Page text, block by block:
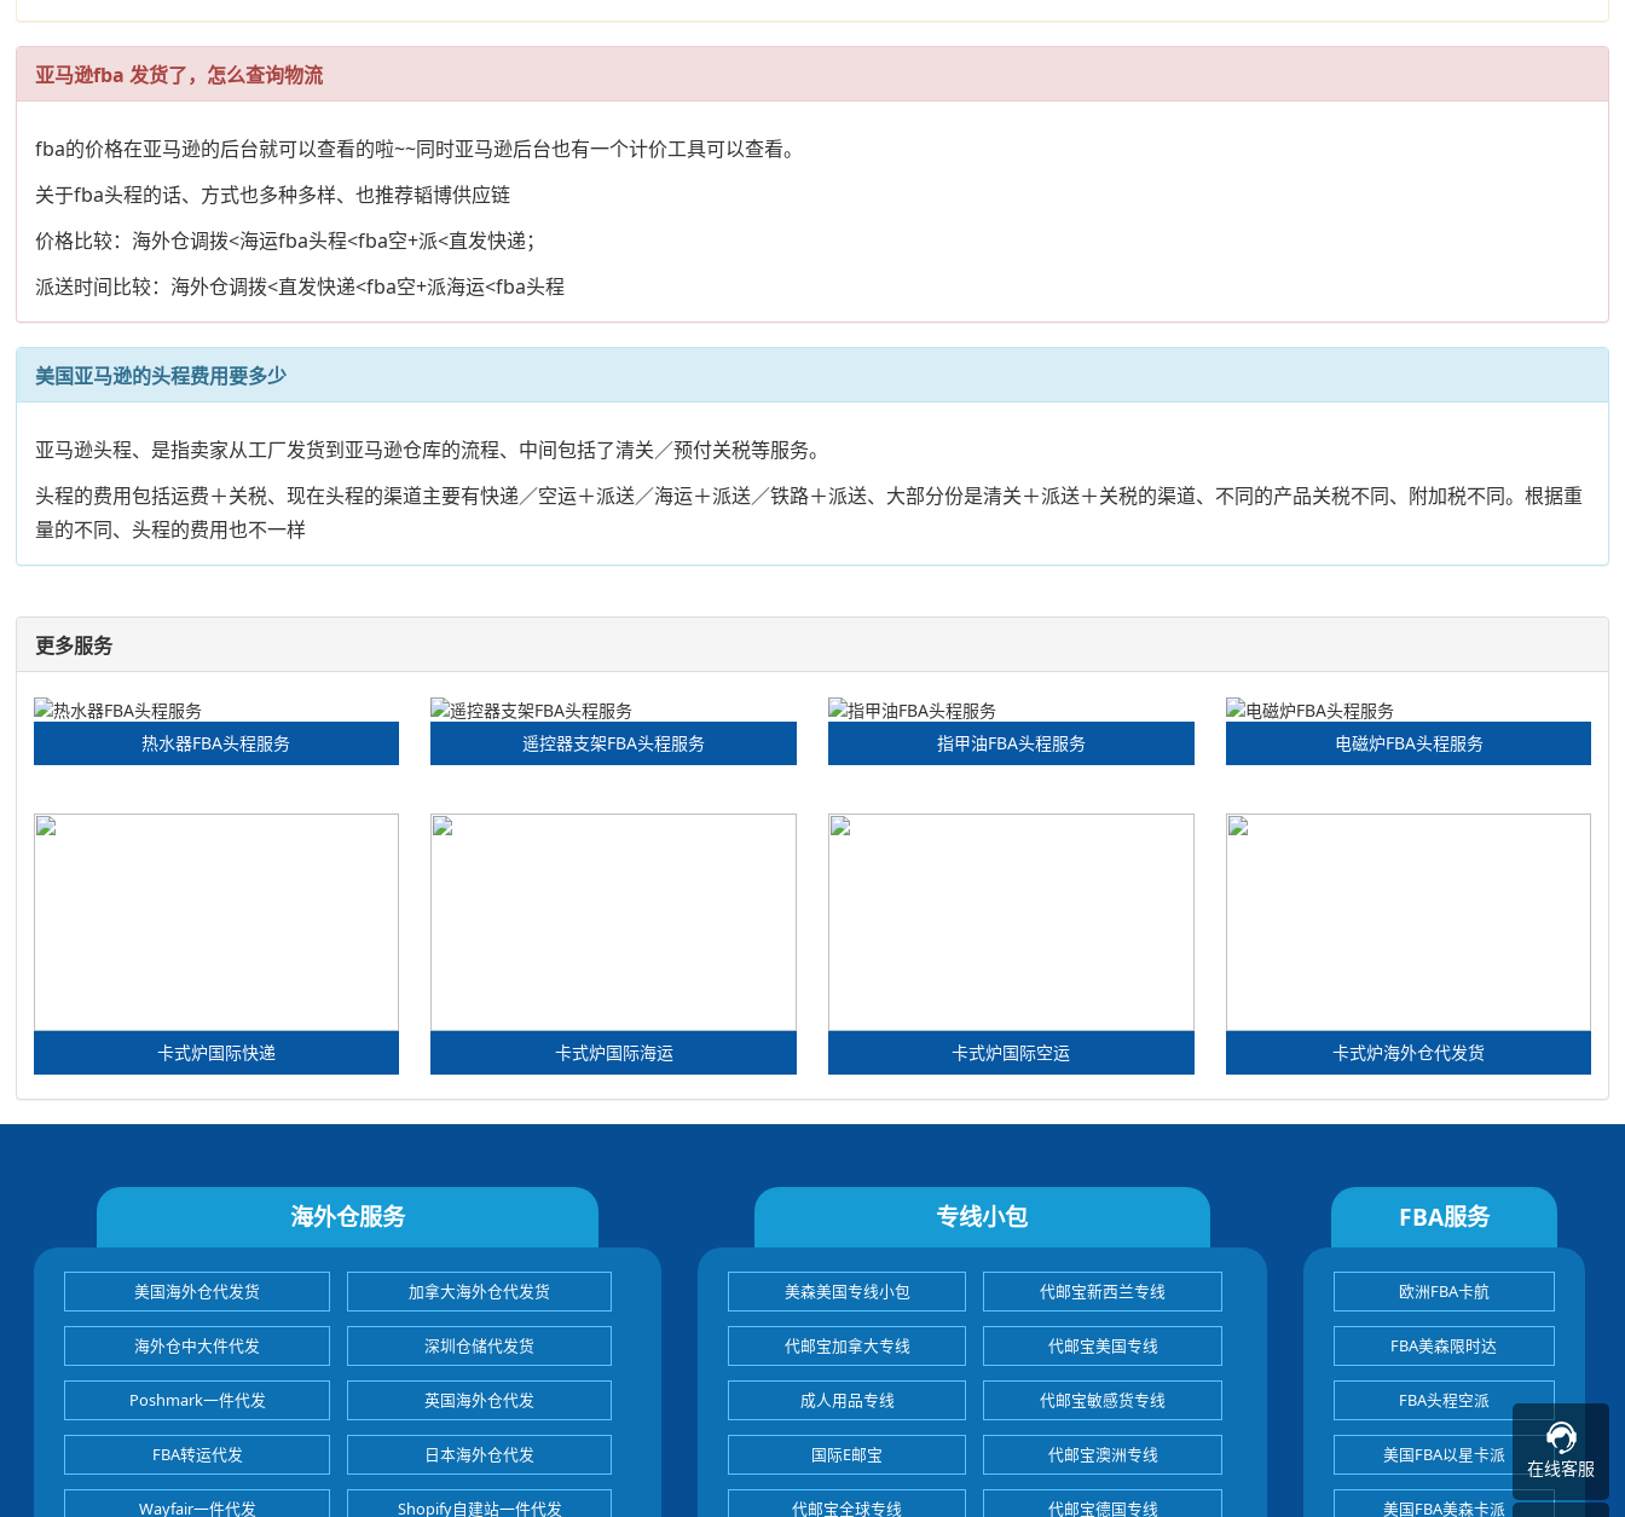
亚马逊fba 发货了，怎么查询物流
fba的价格在亚马逊的后台就可以查看的啦~~同时亚马逊后台也有一个计价工具可以查看。
关于fba头程的话、方式也多种多样、也推荐韬博供应链
价格比较：海外仓调拨<海运fba头程<fba空+派<直发快递；
派送时间比较：海外仓调拨<直发快递<fba空+派海运<fba头程
美国亚马逊的头程费用要多少
亚马逊头程、是指卖家从工厂发货到亚马逊仓库的流程、中间包括了清关／预付关税等服务。
头程的费用包括运费＋关税、现在头程的渠道主要有快递／空运＋派送／海运＋派送／铁路＋派送、大部分份是清关＋派送＋关税的渠道、不同的产品关税不同、附加税不同。根据重
量的不同、头程的费用也不一样
更多服务
热水器FBA头程服务 遥控器支架FBA头程服务 指甲油FBA头程服务 电磁炉FBA头程服务
卡式炉国际快递 卡式炉国际海运 卡式炉国际空运 卡式炉海外仓代发货
海外仓服务
美国海外仓代发货 加拿大海外仓代发货
海外仓中大件代发 深圳仓储代发货
Poshmark一件代发 英国海外仓代发
FBA转运代发 日本海外仓代发
Wayfair一件代发 Shopify自建站一件代发
专线小包
美森美国专线小包 代邮宝新西兰专线
代邮宝加拿大专线 代邮宝美国专线
成人用品专线 代邮宝敏感货专线
国际E邮宝 代邮宝澳洲专线
代邮宝全球专线 代邮宝德国专线
FBA服务
欧洲FBA卡航
FBA美森限时达
FBA头程空派
美国FBA以星卡派
美国FBA美森卡派
在线客服